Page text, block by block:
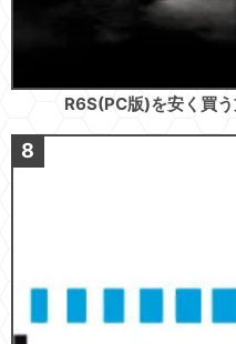
R6S(PC版)を安く買う